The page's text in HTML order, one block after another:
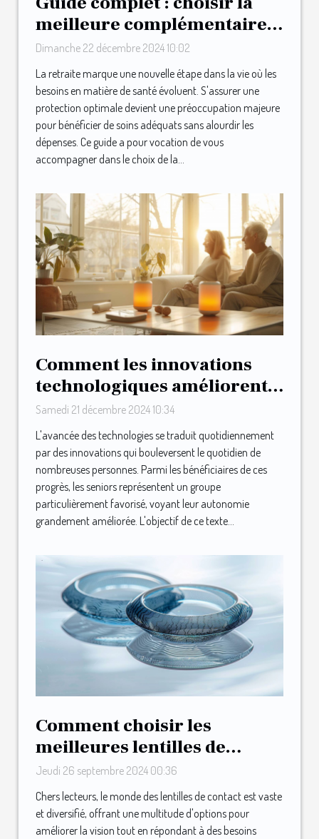
meilleure complémentaire
santé après la retraite
Dimanche 22 décembre 2024 10:02
La retraite marque une nouvelle étape dans la vie où les
besoins en matière de santé évoluent. S'assurer une
protection optimale devient une préoccupation majeure
pour bénéficier de soins adéquats sans alourdir les
dépenses. Ce guide a pour vocation de vous
accompagner dans le choix de la...
Comment les innovations
technologiques améliorent
l'autonomie des seniors
Samedi 21 décembre 2024 10:34
L'avancée des technologies se traduit quotidiennement
par des innovations qui bouleversent le quotidien de
nombreuses personnes. Parmi les bénéficiaires de ces
progrès, les seniors représentent un groupe
particulièrement favorisé, voyant leur autonomie
grandement améliorée. L'objectif de ce texte...
Comment choisir les
meilleures lentilles de
contact pour vos besoins
Jeudi 26 septembre 2024 00:36
Chers lecteurs, le monde des lentilles de contact est vaste
et diversifié, offrant une multitude d'options pour
améliorer la vision tout en répondant à des besoins